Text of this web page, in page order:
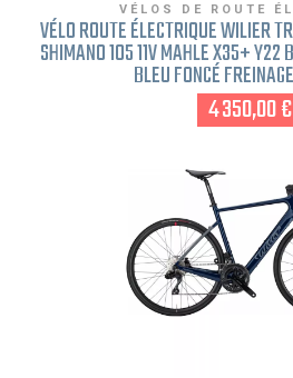
VÉLOS DE ROUTE
VÉLO ROUTE ÉLECTRIQUE WILIER
SHIMANO 105 11V MAHLE X35+ Y22
BLEU FONCÉ
4 350,00 €